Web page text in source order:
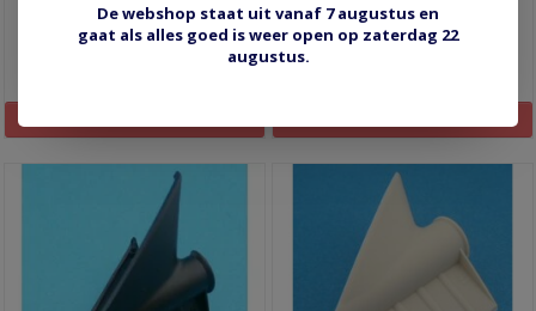
spiral wrap 9007- 20 mm Cable-eater 14 mm zwart
De webshop staat uit vanaf 7 augustus en
gaat als alles goed is weer open op zaterdag 22
augustus.